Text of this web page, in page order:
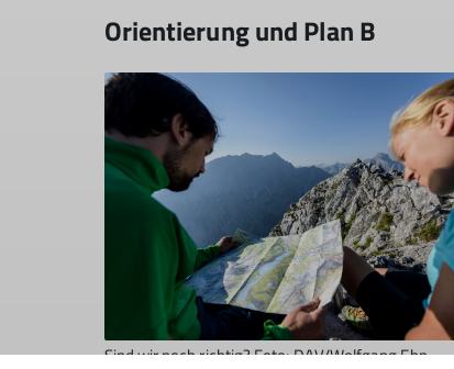
Orientierung und Plan B
Sind wir noch richtig? Foto: DAV/Wolfgang Ehn